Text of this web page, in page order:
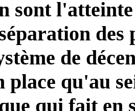
sont
de
place qu'au
qui fait en